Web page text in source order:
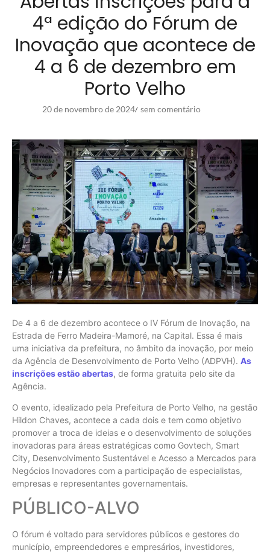
4ª edição do Fórum de
Inovação que acontece de
4 a 6 de dezembro em
Porto Velho
20 de novembro de 2024/ sem comentário
De 4 a 6 de dezembro acontece o IV Fórum de Inovação, na
Estrada de Ferro Madeira-Mamoré, na Capital. Essa é mais
uma iniciativa da prefeitura, no âmbito da inovação, por meio
da Agência de Desenvolvimento de Porto Velho (ADPVH). As
inscrições estão abertas, de forma gratuita pelo site da
Agência.
O evento, idealizado pela Prefeitura de Porto Velho, na gestão
Hildon Chaves, acontece a cada dois e tem como objetivo
promover a troca de ideias e o desenvolvimento de soluções
inovadoras para áreas estratégicas como Govtech, Smart
City, Desenvolvimento Sustentável e Acesso a Mercados para
Negócios Inovadores com a participação de especialistas,
empresas e representantes governamentais.
PÚBLICO-ALVO
O fórum é voltado para servidores públicos e gestores do
município, empreendedores e empresários, investidores,